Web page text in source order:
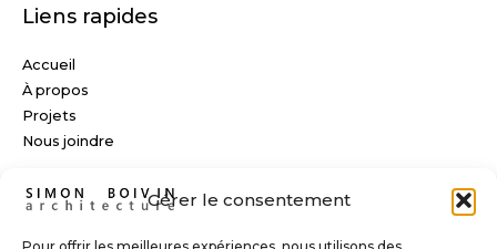
Gérer le consentement
Liens rapides
Accueil
À propos
Projets
Nous joindre